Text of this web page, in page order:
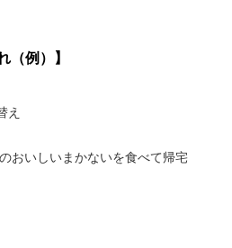
（例）】
え
おいしいまかないを食べて帰宅